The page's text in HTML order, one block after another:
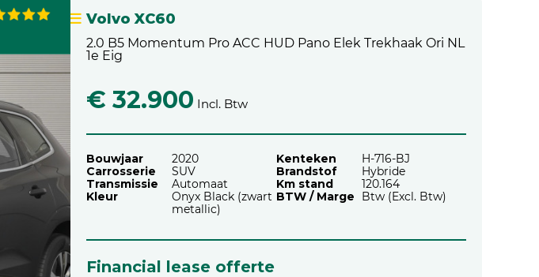
Volvo XC60
2.0 B5 Momentum Pro ACC HUD Pano Elek Trekhaak Ori NL
1e Eig
€ 32.900 Incl. Btw
Bouwjaar
2020
Carrosserie
SUV
Transmissie
Automaat
Kleur
Onyx Black (zwart
metallic)
Kenteken
H-716-BJ
Brandstof
Hybride
Km stand
120.164
BTW / Marge
Btw (Excl. Btw)
Financial lease offerte